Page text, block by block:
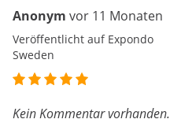
Anonym vor 11 Monaten
Veröffentlicht auf Expondo
Sweden
Kein Kommentar vorhanden.